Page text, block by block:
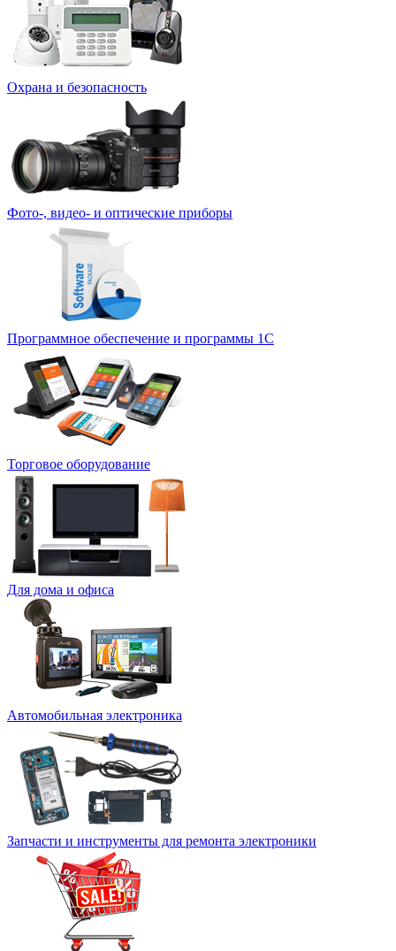
Охрана и безопасность
Фото-, видео- и оптические приборы
Программное обеспечение и программы 1С
Торговое оборудование
Для дома и офиса
Автомобильная электроника
Запчасти и инструменты для ремонта электроники